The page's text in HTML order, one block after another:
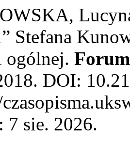
Stefana
ogólnej.
DOI:
7 sie. 2026.